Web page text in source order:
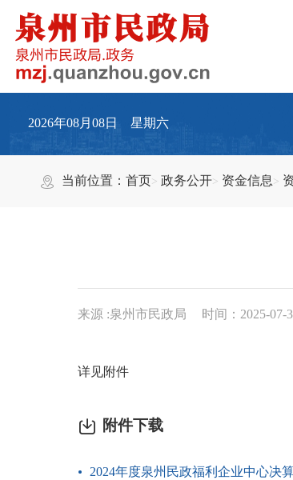
2026年08月08日 星期六
当前位置：首页 政务公开 资金信息
来源 :泉州市民政局 时间：2025-07-
详见附件
附件下载
2024年度泉州民政福利企业中心决